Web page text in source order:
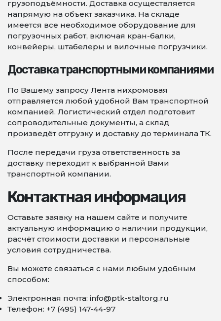
грузоподъёмности. Доставка осуществляется
напрямую на объект заказчика. На складе
имеется все необходимое оборудование для
погрузочных работ, включая кран-балки,
конвейеры, штабелеры и вилочные погрузчики.
Доставка транспортными компаниями
По Вашему запросу Лента нихромовая
отправляется любой удобной Вам транспортной
компанией. Логистический отдел подготовит
сопроводительные документы, а склад
произведёт отгрузку и доставку до терминала ТК.
После передачи груза ответственность за
доставку переходит к выбранной Вами
транспортной компании.
Контактная информация
Оставьте заявку на нашем сайте и получите
актуальную информацию о наличии продукции,
расчёт стоимости доставки и персональные
условия сотрудничества.
Вы можете связаться с нами любым удобным
способом:
Электронная почта: info@ptk-staltorg.ru
Телефон: +7 (495) 147-44-97